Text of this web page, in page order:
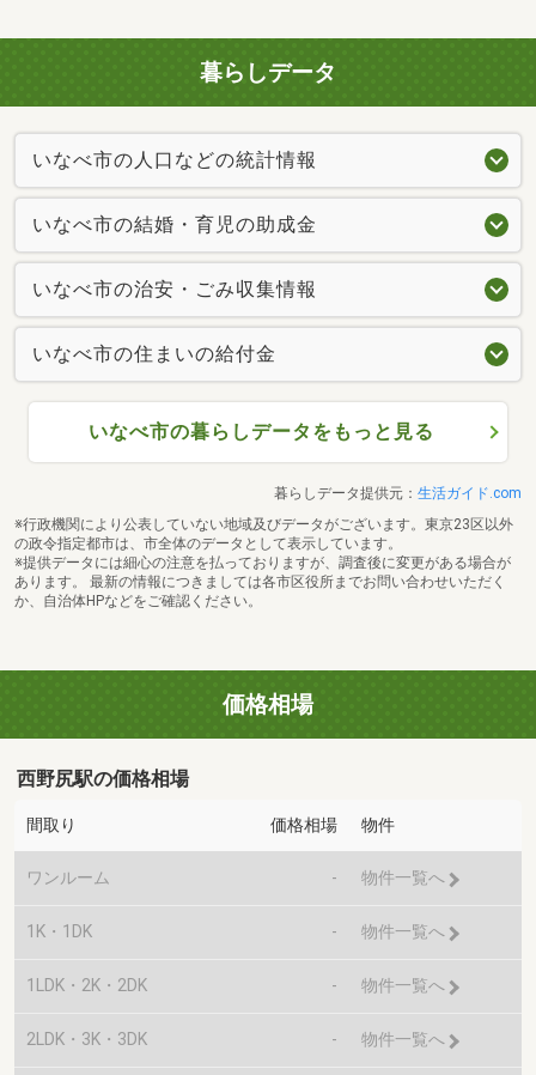
暮らしデータ
いなべ市の人口などの統計情報
いなべ市の結婚・育児の助成金
いなべ市の治安・ごみ収集情報
いなべ市の住まいの給付金
いなべ市の暮らしデータをもっと見る
暮らしデータ提供元： 生活ガイド.com
※行政機関により公表していない地域及びデータがございます。東京23区以外
の政令指定都市は、市全体のデータとして表示しています。
※提供データには細心の注意を払っておりますが、調査後に変更がある場合が
あります。 最新の情報につきましては各市区役所までお問い合わせいただく
か、自治体HPなどをご確認ください。
価格相場
西野尻駅の価格相場
間取り 価格相場 物件
ワンルーム - 物件一覧へ
1K・1DK - 物件一覧へ
1LDK・2K・2DK - 物件一覧へ
2LDK・3K・3DK - 物件一覧へ